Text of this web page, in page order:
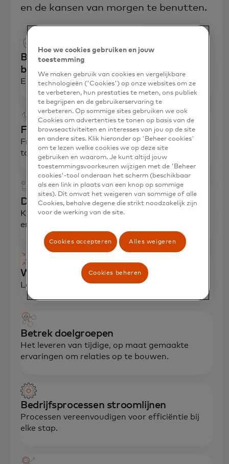
en de kansen van morgen te benutten.
Betaaltrajecten mogelijk maken en
beschermen
Elke transactie snel en veilig maken.
Fraude bestrijden
Fraude opsporen en stoppen voordat het
toeslaat.
De risico's in de waardeketen beperken
Kwetsbaarheden op het gebied van beveiliging
en compliance elimineren.
Werf nieuwe klanten
Laat je klantenbestand sneller groeien.
Betrek doelgroepen
Het leveren van tijdige, op maat gemaakte
ervaringen om relaties op te bouwen.
Bedrijfsprocessen stroomlijnen
Processen vereenvoudigen voor efficiëntie bij
elke stap.
Hoe we cookies gebruiken en jouw
toestemming
We maken gebruik van cookies en vergelijkbare
technologieën ('Cookies') op onze websites om ze
te verbeteren, hun prestaties te meten, ons publiek
te begrijpen en de gebruikerservaring te
verbeteren. Op sommige sites gebruiken we ook
Cookies om advertenties te tonen op basis van de
browseactiviteiten en interesses van jou op de site
en andere sites. Klik hieronder op 'Beheer cookies'
om te lezen welke cookies we op deze site
gebruiken en waarom. Je kunt altijd jouw
toestemmingsvoorkeuren wijzigen met de 'Beheer
cookies'-tool onderaan het scherm (beschikbaar
als een link in plaats van een knop op sommige
sites). Dit omvat het weigeren van sommige of alle
Cookies, behalve degene die strikt noodzakelijk zijn
voor de werking van de site.
Cookies accepteren Alles weigeren
Cookies beheren